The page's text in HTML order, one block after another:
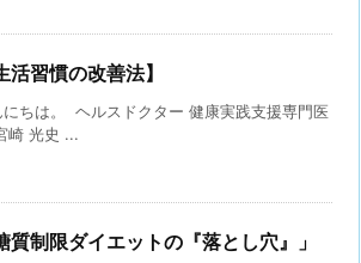
活習慣の改善法】
にちは。 ヘルスドクター 健康実践支援専門医
崎 光史 ...
質制限ダイエットの『落とし穴』」